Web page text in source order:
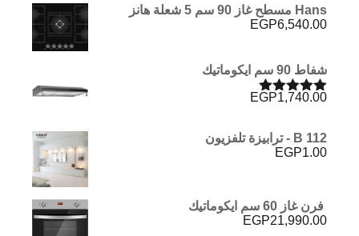
Hans مسطح غاز 90 سم 5 شعلة هانز
EGP6,540.00
شفاط 90 سم ايكوماتيك
تم التقييمEGP1,740.00
B 112 - ترابيزة تلفزيون
EGP1.00
فرن غاز 60 سم ايكوماتيك
EGP21,990.00